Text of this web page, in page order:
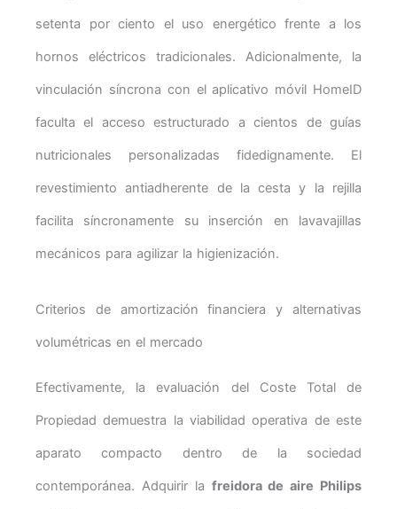
setenta por ciento el uso energético frente a los
hornos eléctricos tradicionales. Adicionalmente, la
vinculación síncrona con el aplicativo móvil HomeID
faculta el acceso estructurado a cientos de guías
nutricionales personalizadas fidedignamente. El
revestimiento antiadherente de la cesta y la rejilla
facilita síncronamente su inserción en lavavajillas
mecánicos para agilizar la higienización.
Criterios de amortización financiera y alternativas
volumétricas en el mercado
Efectivamente, la evaluación del Coste Total de
Propiedad demuestra la viabilidad operativa de este
aparato compacto dentro de la sociedad
contemporánea. Adquirir la freidora de aire Philips